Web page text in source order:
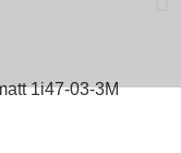
1i47-03-3M